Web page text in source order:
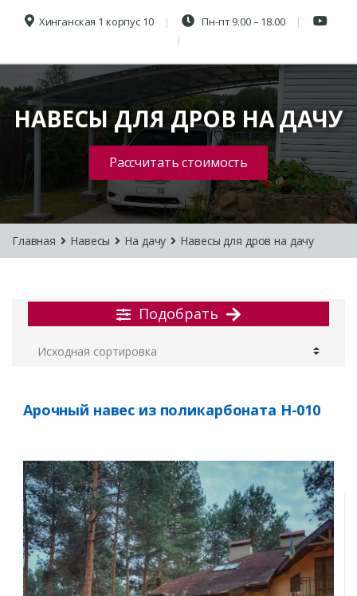
Хинганская 1 корпус 10 Пн-пт 9.00 – 18.00
НАВЕСЫ ДЛЯ ДРОВ НА ДАЧУ
Рассчитать стоимость
Главная Навесы На дачу Навесы для дров на дачу
Подобрать
Арочный навес из поликарбоната Н-010